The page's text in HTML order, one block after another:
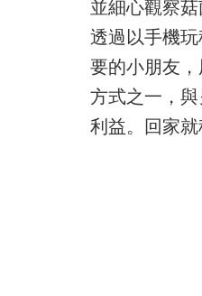
並細心觀察
透過以手機
要的小朋友
方式之一，
利益。回家就